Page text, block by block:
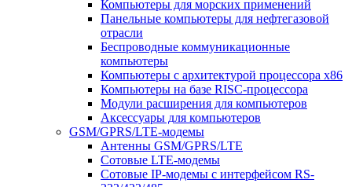
Компьютеры для морских применений
Панельные компьютеры для нефтегазовой
отрасли
Беспроводные коммуникационные
компьютеры
Компьютеры с архитектурой процессора x86
Компьютеры на базе RISC-процессора
Модули расширения для компьютеров
Аксессуары для компьютеров
GSM/GPRS/LTE-модемы
Антенны GSM/GPRS/LTE
Сотовые LTE-модемы
Сотовые IP-модемы с интерфейсом RS-